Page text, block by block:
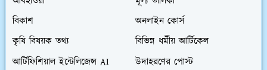
বিকাশ
অনলাইন কোর্স
কৃষি বিষয়ক তথ্য
বিভিন্ন ধর্মীয় আর্টিকেল
আর্টিফিশিয়াল ইন্টেলিজেন্স AI
উদাহরণের পোস্ট